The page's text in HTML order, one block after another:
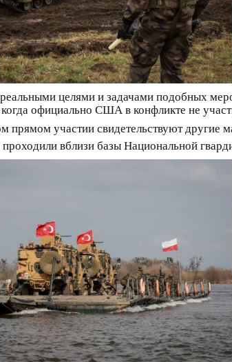
целями и задачами подобных
официально США в конфликте не
прямом участии свидетельствуют
вблизи базы Национальной